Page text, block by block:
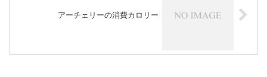
アーチェリーの消費カロリー